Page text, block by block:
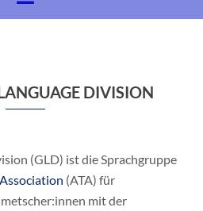
DIVISION
(GLD) ist die Sprachgruppe
(ATA) für
mit der